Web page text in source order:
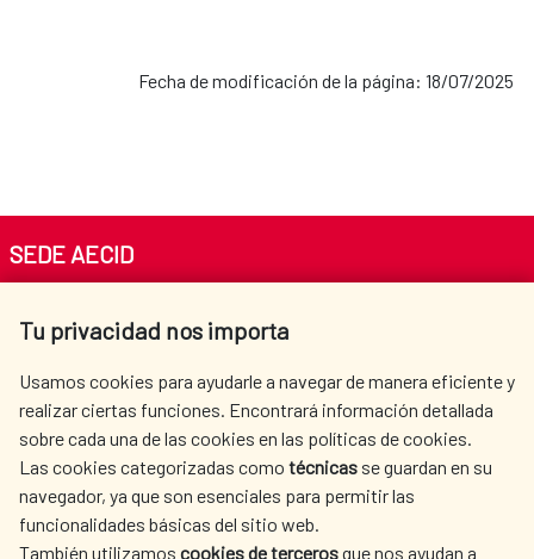
Fecha de modificación de la página: 18/07/2025
Tu privacidad nos importa
Usamos cookies para ayudarle a navegar de manera eficiente y
realizar ciertas funciones. Encontrará información detallada
sobre cada una de las cookies en las políticas de cookies.
Las cookies categorizadas como técnicas se guardan en su
navegador, ya que son esenciales para permitir las
funcionalidades básicas del sitio web.
También utilizamos cookies de tercerosque nos ayudan a
SEDE AECID
Tel. +34 900 20 30 54​​​​​​​
AECID
WHERE DO WE COOPERATE?
SPANISH HUMANITARIAN
ACTION
PRESS ROOM
CULTURE AND SCIENCE LIBRARY